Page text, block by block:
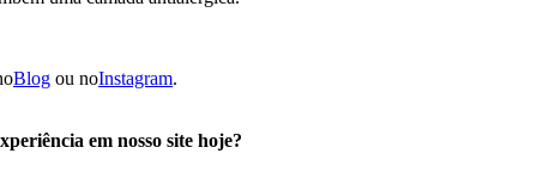
Blog ou noInstagram.
em nosso site hoje?